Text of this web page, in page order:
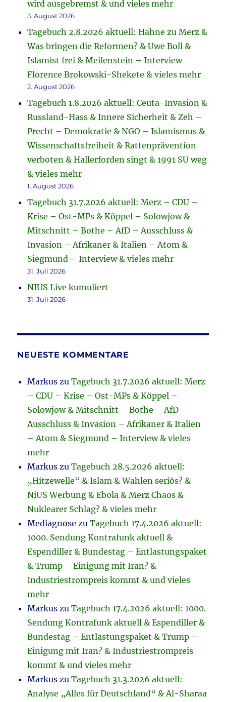
wird ausgebremst & und vieles mehr
3. August 2026
Tagebuch 2.8.2026 aktuell: Hahne zu Merz &
Was bringen die Reformen? & Uwe Boll &
Islamist frei & Meilenstein – Interview
Florence Brokowski-Shekete & vieles mehr
2. August 2026
Tagebuch 1.8.2026 aktuell: Ceuta-Invasion &
Russland-Hass & Innere Sicherheit & Zeh –
Precht – Demokratie & NGO – Islamismus &
Wissenschaftsfreiheit & Rattenprävention
verboten & Hallerforden singt & 1991 SU weg
& vieles mehr
1. August 2026
Tagebuch 31.7.2026 aktuell: Merz – CDU –
Krise – Ost-MPs & Köppel – Solowjow &
Mitschnitt – Bothe – AfD – Ausschluss &
Invasion – Afrikaner & Italien – Atom &
Siegmund – Interview & vieles mehr
31. Juli 2026
NIUS Live kumuliert
31. Juli 2026
NEUESTE KOMMENTARE
Markus zuTagebuch 31.7.2026 aktuell: Merz
– CDU – Krise – Ost-MPs & Köppel –
Solowjow & Mitschnitt – Bothe – AfD –
Ausschluss & Invasion – Afrikaner & Italien
– Atom & Siegmund – Interview & vieles
mehr
Markus zuTagebuch 28.5.2026 aktuell:
„Hitzewelle“ & Islam & Wahlen seriös? &
NiUS Werbung & Ebola & Merz Chaos &
Nuklearer Schlag? & vieles mehr
Mediagnose zuTagebuch 17.4.2026 aktuell:
1000. Sendung Kontrafunk aktuell &
Espendiller & Bundestag – Entlastungspaket
& Trump – Einigung mit Iran? &
Industriestrompreis kommt & und vieles
mehr
Markus zuTagebuch 17.4.2026 aktuell: 1000.
Sendung Kontrafunk aktuell & Espendiller &
Bundestag – Entlastungspaket & Trump –
Einigung mit Iran? & Industriestrompreis
kommt & und vieles mehr
Markus zuTagebuch 31.3.2026 aktuell:
Analyse „Alles für Deutschland“ & Al-Sharaa